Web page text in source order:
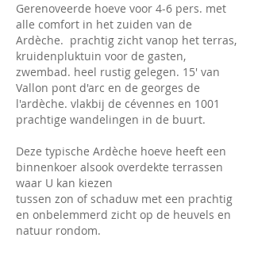
Gerenoveerde hoeve voor 4-6 pers. met
alle comfort in het zuiden van de
Ardèche. prachtig zicht vanop het terras,
kruidenpluktuin voor de gasten,
zwembad. heel rustig gelegen. 15' van
Vallon pont d'arc en de georges de
l'ardèche. vlakbij de cévennes en 1001
prachtige wandelingen in de buurt.
Deze typische Ardèche hoeve heeft een
binnenkoer alsook overdekte terrassen
waar U kan kiezen
tussen zon of schaduw met een prachtig
en onbelemmerd zicht op de heuvels en
natuur rondom.